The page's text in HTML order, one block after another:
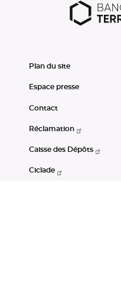
Plan du site
Espace presse
Contact
Réclamation
Caisse des Dépôts
Ciclade